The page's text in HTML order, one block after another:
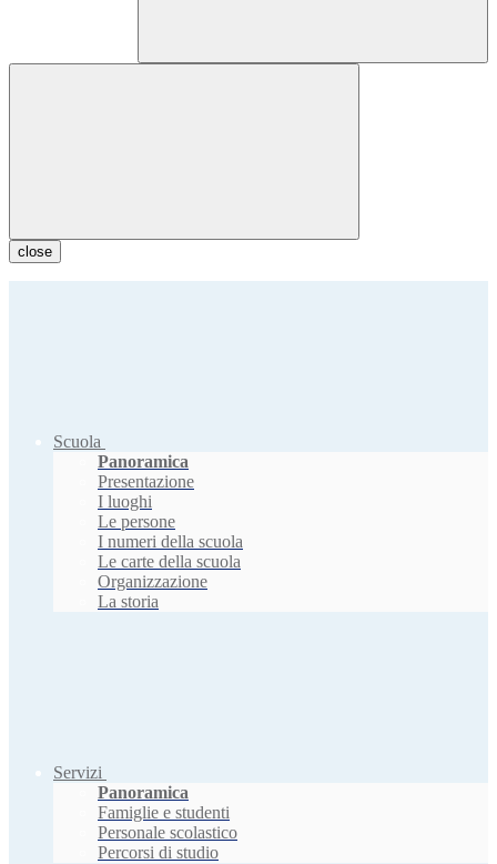
close
Scuola
Panoramica
Presentazione
I luoghi
Le persone
I numeri della scuola
Le carte della scuola
Organizzazione
La storia
Servizi
Panoramica
Famiglie e studenti
Personale scolastico
Percorsi di studio